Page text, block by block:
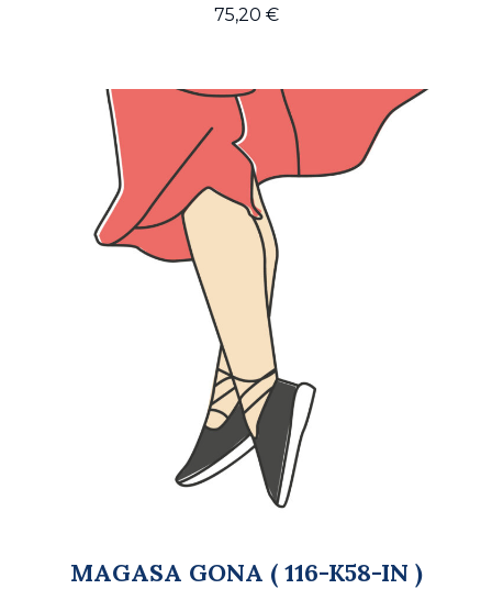
75,20 €
MAGASA GONA ( 116-K58-IN )